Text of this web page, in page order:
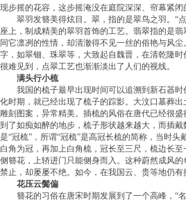
现步摇的花容，这步摇淹没在庭院深深、帘幕紧闭
翠羽发簪美得炫目。翠，指的是翠鸟之羽。“点
座上，制成精美的翠羽首饰的工艺。翡翠指的是
同它凛冽的性情，却清澈得不见一丝的俗艳与风
字，如翠钿、珠翠等，大致起自魏晋，在清乾隆
很难见到，点翠工艺也渐渐淡出了人们的视线。
满头行小梳
我国的梳子最早出现时间可以追溯到新石器时
化时期，就已经出现了梳子的踪影。大汶口墓葬
雕刻图案，异常精美。插梳的风俗在唐代已经很
到了如痴如醉的地步，梳子形状越来越大，而插
是“冠梳”，所谓“冠梳”是高冠长梳的简称，当时
白角为冠，再加上白角梳，冠长至三尺，梳边长
侧簪花，上轿进门只能侧身而入。这种蔚然成风
禁止，却屡屡不绝。如今，在我国云、贵等地仍有
花压云鬓偏
簪花的习俗在唐宋时期发展到了一个高峰，“名